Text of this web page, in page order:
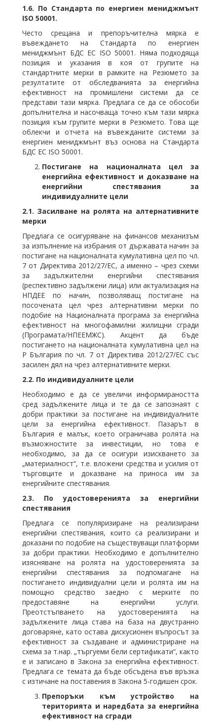
1.6. По Стандарта по енергиен мениджмънт
ISO 50001.
Често срещана и препоръчителна мярка е
въвеждането на Стандарта по енергиен
мениджмънт БДС ЕС ISO 50001. Няма подходяща
позиция и указания в коя от групите на
стандартните мерки в рамките на Резюмето за
резултатите от обследванията за енергийна
ефективност на промишлени системи да се
представи тази мярка. Предлага се да се обособи
допълнителна и насочваща точно към тази мярка
позиция към групите мерки в Резюмето. Това ще
облекчи и отчета на въвежданите системи за
енергиен мениджмънт въз основа на Стандарта
БДС ЕС ISO 50001.
Постигане на националната цел за
енергийна ефективност и доказване на
енергийни спестявания за
индивидуалните цели
2.1. Засилване на ролята на алтернативните
мерки
Предлага се осигуряване на финансов механизъм
за изпълнение на избрания от държавата начин за
постигане на националната кумулативна цел по чл.
7 от Директива 2012/27/ЕС, а именно – чрез схеми
за задължителни енергийни спестявания
(респективно задължени лица) или актуализация на
НПДЕЕ по начин, позволяващ постигане на
посочената цел чрез алтернативни мерки по
подобие на Националната програма за енергийна
ефективност на многофамилни жилищни сгради
(Програмата/НПЕЕМЖС). Акцент да бъде
постигането на националната кумулативна цел на
Р България по чл. 7 от Директива 2012/27/ЕС със
засилен дял на чрез алтернативните мерки.
2.2. По индивидуалните цели
Необходимо е да се увеличи информираността
сред задължените лица и те да се запознаят с
добри практики за постигане на индивидуалните
цели за енергийна ефективност. Пазарът в
България е малък, което ограничава ролята на
възможностите за инвестиции, но това е
необходимо, за да се осигури изискването за
„материалност“, т.е. вложени средства и усилия от
търговците и доказване на приноса им за
енергийните спестявания.
2.3. По удостоверенията за енергийни
спестявания
Предлага се популяризиране на реализирани
енергийни спестявания, които са реализирани и
доказани по подобие на съществуващи платформи
за добри практики. Необходимо е допълнително
изясняване на ролята на удостоверенията за
енергийни спестявания за подпомагане на
постигането индивидуални цели и ролята им на
помощно средство заедно с мерките по
предоставяне на енергийни услуги.
Преотстъпването на удостоверенията на
задължените лица става на база на двустранно
договаряне, като остава дискусионен въпросът за
ефективност за създаване и администриране на
схема за т.нар. „търгуеми бели сертификати“, както
е и записано в Закона за енергийна ефективност.
Предлага се темата да бъде обсъдена във връзка
с изтичане на поставения в Закона 5-годишен срок.
Препоръки към устройство на
територията и наредбата за енергийна
ефективност на сгради